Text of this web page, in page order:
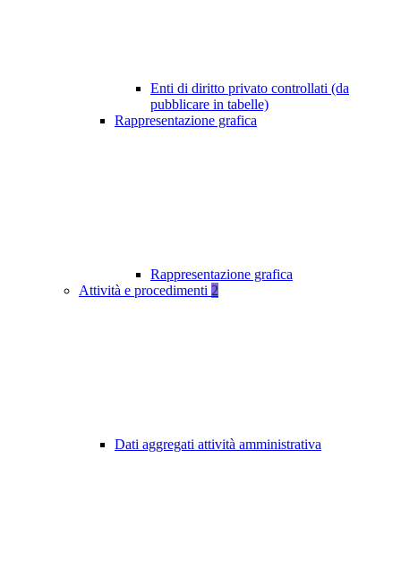
Enti di diritto privato controllati (da
pubblicare in tabelle)
Rappresentazione grafica
Rappresentazione grafica
Attività e procedimenti 2
Dati aggregati attività amministrativa